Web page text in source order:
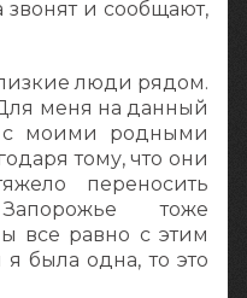
и сообщают,
люди рядом.
меня на данный
с моими родными
тому, что они
переносить
тоже
все равно с этим
была одна, то это